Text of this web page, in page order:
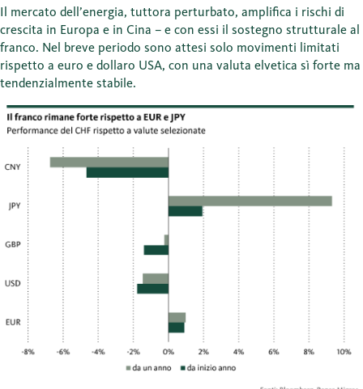
Il mercato dell’energia, tuttora perturbato, amplifica i rischi di
crescita in Europa e in Cina – e con essi il sostegno strutturale al
franco. Nel breve periodo sono attesi solo movimenti limitati
rispetto a euro e dollaro USA, con una valuta elvetica sì forte ma
tendenzialmente stabile.